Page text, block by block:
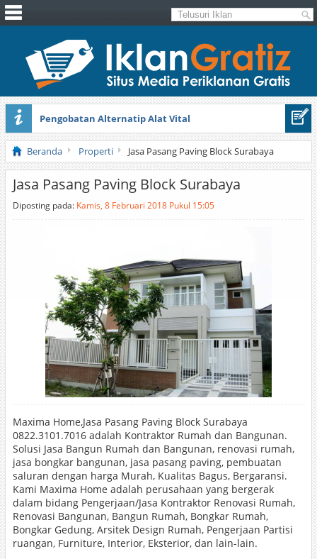
Pengobatan Alternatip Alat Vital
Pita Cantik Pesona
Beranda Properti Jasa Pasang Paving Block Surabaya
Jasa Pasang Paving Block Surabaya
Diposting pada: Kamis, 8 Februari 2018 Pukul 15:05
Maxima Home,Jasa Pasang Paving Block Surabaya
0822.3101.7016 adalah Kontraktor Rumah dan Bangunan.
Solusi Jasa Bangun Rumah dan Bangunan, renovasi rumah,
jasa bongkar bangunan, jasa pasang paving, pembuatan
saluran dengan harga Murah, Kualitas Bagus, Bergaransi.
Kami Maxima Home adalah perusahaan yang bergerak
dalam bidang Pengerjaan/Jasa Kontraktor Renovasi Rumah,
Renovasi Bangunan, Bangun Rumah, Bongkar Rumah,
Bongkar Gedung, Arsitek Design Rumah, Pengerjaan Partisi
ruangan, Furniture, Interior, Eksterior, dan lain-lain.